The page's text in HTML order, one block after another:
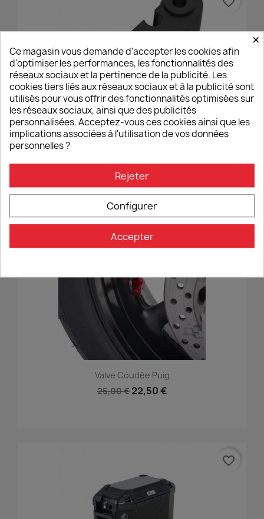
Réglettes De Levier D'embrayage Et De Frein Evotech
17,00 €
Valve Coudée Puig
25,00 € 22,50 €
PROMO !
-10%
favorite_border
×
Ce magasin vous demande d'accepter les cookies afin
d'optimiser les performances, les fonctionnalités des
réseaux sociaux et la pertinence de la publicité. Les
cookies tiers liés aux réseaux sociaux et à la publicité sont
utilisés pour vous offrir des fonctionnalités optimisées sur
les réseaux sociaux, ainsi que des publicités
personnalisées. Acceptez-vous ces cookies ainsi que les
implications associées à l'utilisation de vos données
personnelles ?
Rejeter
Configurer
Accepter